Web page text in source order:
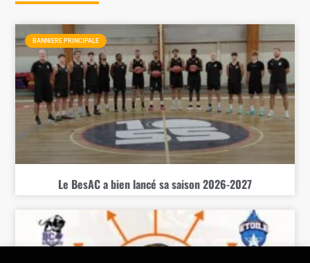
BANNIERE PRINCIPALE
Le BesAC a bien lancé sa saison 2026-2027